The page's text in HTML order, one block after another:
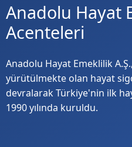
Anadolu Hayat
Acenteleri
Anadolu Hayat Emeklilik
yürütülmekte olan hayat
devralarak Türkiye'nin ilk
1990 yılında kuruldu.